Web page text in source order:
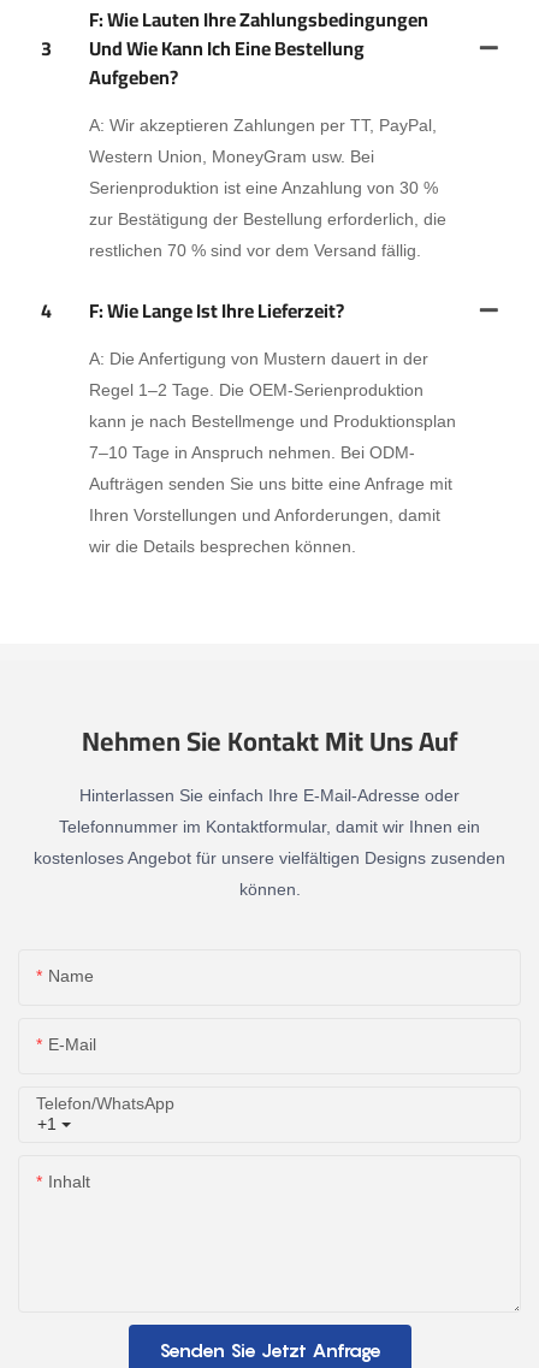
3
F: Wie Lauten Ihre Zahlungsbedingungen
Und Wie Kann Ich Eine Bestellung
Aufgeben?
A: Wir akzeptieren Zahlungen per TT, PayPal,
Western Union, MoneyGram usw. Bei
Serienproduktion ist eine Anzahlung von 30 %
zur Bestätigung der Bestellung erforderlich, die
restlichen 70 % sind vor dem Versand fällig.
4 F: Wie Lange Ist Ihre Lieferzeit?
A: Die Anfertigung von Mustern dauert in der
Regel 1–2 Tage. Die OEM-Serienproduktion
kann je nach Bestellmenge und Produktionsplan
7–10 Tage in Anspruch nehmen. Bei ODM-
Aufträgen senden Sie uns bitte eine Anfrage mit
Ihren Vorstellungen und Anforderungen, damit
wir die Details besprechen können.
Nehmen Sie Kontakt Mit Uns Auf
Hinterlassen Sie einfach Ihre E-Mail-Adresse oder
Telefonnummer im Kontaktformular, damit wir Ihnen ein
kostenloses Angebot für unsere vielfältigen Designs zusenden
können.
Name
E-Mail
+1
Telefon/WhatsApp
Inhalt
Senden Sie Jetzt Anfrage